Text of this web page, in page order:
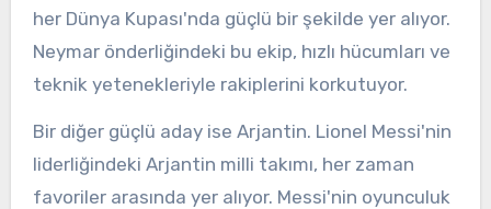
her Dünya Kupası'nda güçlü bir şekilde yer alıyor.
Neymar önderliğindeki bu ekip, hızlı hücumları ve
teknik yetenekleriyle rakiplerini korkutuyor.
Bir diğer güçlü aday ise Arjantin. Lionel Messi'nin
liderliğindeki Arjantin milli takımı, her zaman
favoriler arasında yer alıyor. Messi'nin oyunculuk